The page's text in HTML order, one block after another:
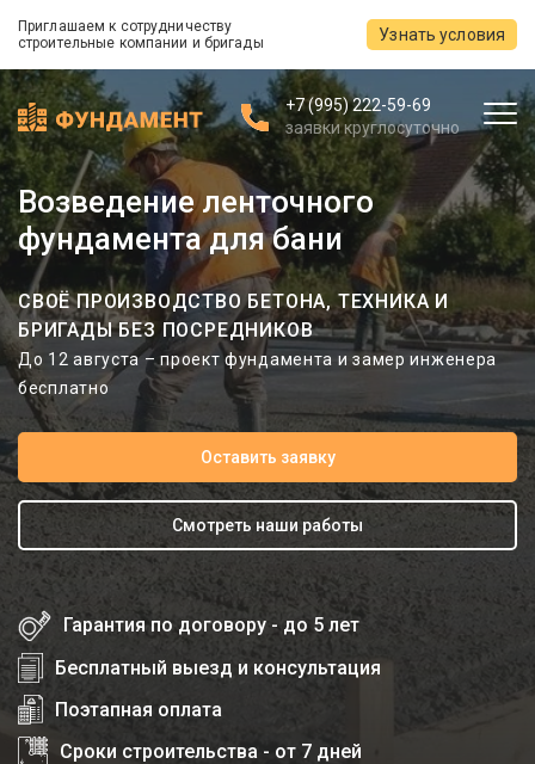
Приглашаем к сотрудничеству
строительные компании и бригады
Узнать условия
+7 (995) 222-59-69
заявки круглосуточно
Возведение ленточного
фундамента для бани
СВОЁ ПРОИЗВОДСТВО БЕТОНА, ТЕХНИКА И
БРИГАДЫ БЕЗ ПОСРЕДНИКОВ
До 12 августа – проект фундамента и замер инженера
бесплатно
Оставить заявку
Смотреть наши работы
Гарантия по договору - до 5 лет
Бесплатный выезд и консультация
Поэтапная оплата
Сроки строительства - от 7 дней